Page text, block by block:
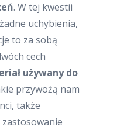
. W tej kwestii
uchybienia,
to za sobą
cech
używany do
przywożą nam
także
zastosowanie